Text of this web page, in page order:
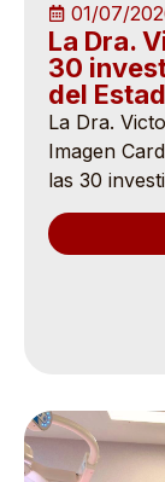
01/07/
La Dra.
30
del
La Dra.
Imagen
las 30